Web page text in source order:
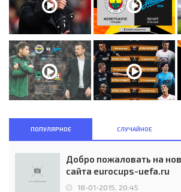
ПОПУЛЯРНОЕ СЛУЧАЙНОЕ
Добро пожаловать на
сайта eurocups-uefa.ru
18-01-2015, 20:45